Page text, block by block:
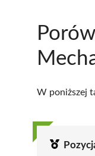
W poniższej